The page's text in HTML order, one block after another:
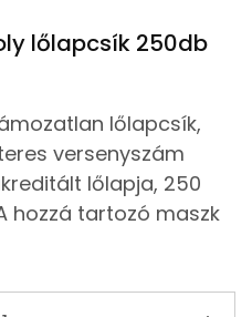
lőlapcsík 250db
lőlapcsík,
versenyszám
lőlapja, 250
hozzá tartozó maszk